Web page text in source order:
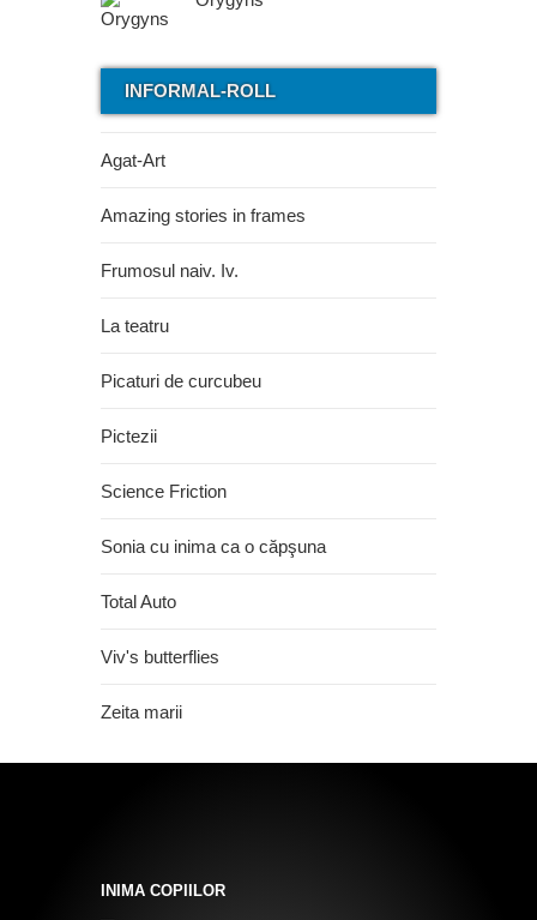
INFORMAL-ROLL
Agat-Art
Amazing stories in frames
Frumosul naiv. Iv.
La teatru
Picaturi de curcubeu
Pictezii
Science Friction
Sonia cu inima ca o căpşuna
Total Auto
Viv's butterflies
Zeita marii
INIMA COPIILOR